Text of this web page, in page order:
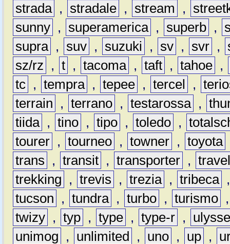
strada , stradale , stream ,
sunny , superamerica , superb ,
supra , suv , suzuki , sv , svr ,
sz/rz
, t , tacoma , taft , tahoe ,
tc , tempra , tepee , tercel ,
terrain
, terrano , testarossa ,
tiida , tino , tipo , toledo ,
tourer , tourneo , towner , toyota
trans
, transit , transporter ,
trekking
, trevis , trezia , tribeca
tucson
, tundra , turbo , turismo
twizy , typ , type , type-r ,
unimog
, unlimited , uno , up ,